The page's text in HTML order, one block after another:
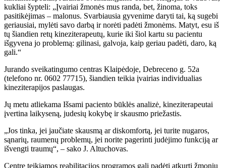
kukliai šypteli: „Įvairiai žmonės mus randa, bet, žinoma, toks
pasitikėjimas – malonus. Svarbiausia gyvenime daryti tai, ką sugebi
geriausiai, mylėti savo darbą ir norėti padėti žmonėms. Matyt, esu iš
tų šiandien retų kineziterapeutų, kurie iki šiol kartu su pacientu
išgyvena jo problemą: gilinasi, galvoja, kaip geriau padėti, daro, ką
gali.“
Jurando sveikatingumo centras Klaipėdoje, Debreceno g. 52a
(telefono nr. 0602 77715), šiandien teikia įvairias individualias
kineziterapijos paslaugas.
Jų metu atliekama Išsami paciento būklės analizė, kineziterapeutai
įvertina laikyseną, judesių kokybę ir skausmo priežastis.
„Jos tinka, jei jaučiate skausmą ar diskomfortą, jei turite nugaros,
sąnarių, raumenų problemų, jei norite pagerinti judėjimo funkciją ar
išvengti traumų“, – sako J. Altuchovas.
Centre teikiamos reabilitacijos programos gali padėti atkurti žmonių